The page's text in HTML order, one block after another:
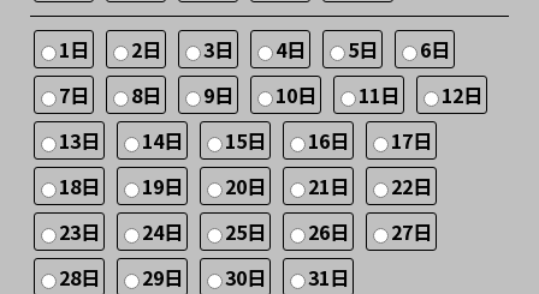
1日 2日 3日 4日 5日
6日
7日
8日 9日 10日 11日
12日
13日
14日 15日 16日
17日
18日
19日 20日 21日
22日
23日
24日 25日 26日
27日
28日
29日 30日 31日